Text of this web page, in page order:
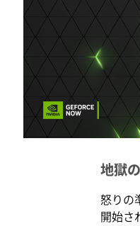
今回の
場し、
ただけ
お気に
きます
地獄
怒りの
開始さ